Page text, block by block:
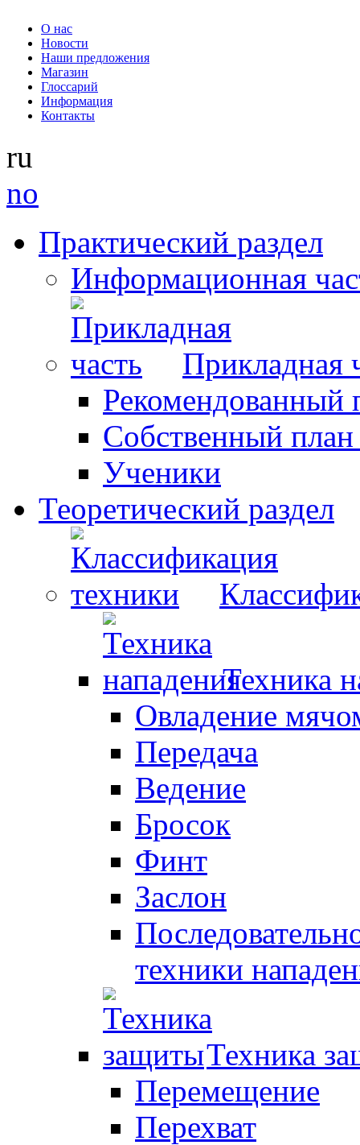
О нас
Новости
Наши предложения
Магазин
Глоссарий
Информация
Контакты
ru
no
Практический раздел
Информационная
Прикладная
Рекомендованный
Собственный
Ученики
Теоретический раздел
Техника
Овладение
Передача
Ведение
Бросок
Финт
Заслон
техники
Техника
Перемещение
Перехват